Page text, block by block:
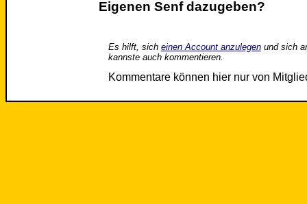
Eigenen Senf dazugeben?
Es hilft, sich einen Account anzulegenund sich
kannste auch kommentieren.
Kommentare können hier nur von